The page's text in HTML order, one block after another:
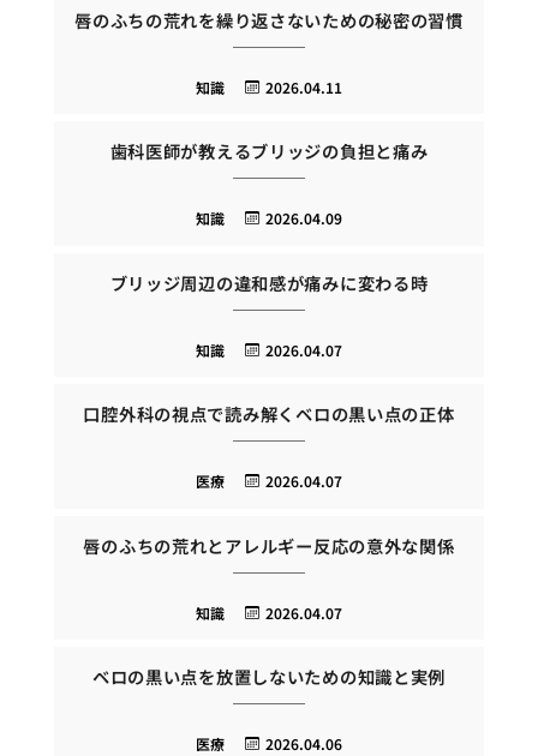
唇のふちの荒れを繰り返さないための秘密の習慣
2026.04.11
知識
歯科医師が教えるブリッジの負担と痛み
2026.04.09
知識
ブリッジ周辺の違和感が痛みに変わる時
2026.04.07
知識
口腔外科の視点で読み解くベロの黒い点の正体
2026.04.07
医療
唇のふちの荒れとアレルギー反応の意外な関係
2026.04.07
知識
ベロの黒い点を放置しないための知識と実例
2026.04.06
医療